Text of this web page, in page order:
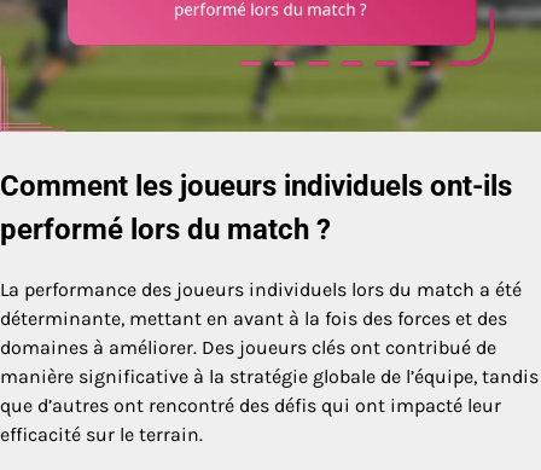
Comment les joueurs individuels ont-ils
performé lors du match ?
La performance des joueurs individuels lors du match a été
déterminante, mettant en avant à la fois des forces et des
domaines à améliorer. Des joueurs clés ont contribué de
manière significative à la stratégie globale de l’équipe, tandis
que d’autres ont rencontré des défis qui ont impacté leur
efficacité sur le terrain.